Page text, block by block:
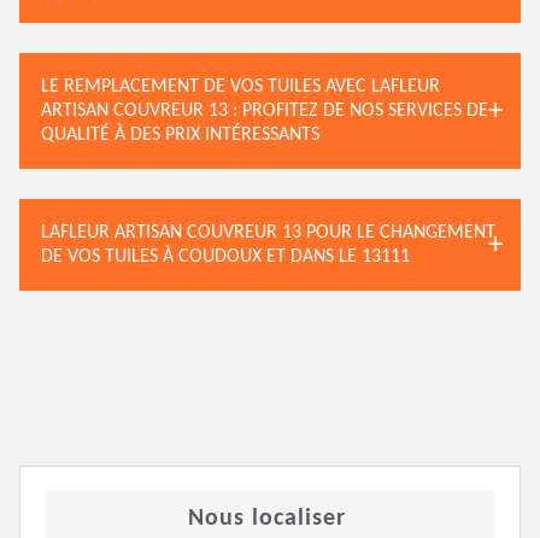
LE REMPLACEMENT DE VOS TUILES AVEC LAFLEUR
ARTISAN COUVREUR 13 : PROFITEZ DE NOS SERVICES DE
QUALITÉ À DES PRIX INTÉRESSANTS
LAFLEUR ARTISAN COUVREUR 13 POUR LE CHANGEMENT
DE VOS TUILES À COUDOUX ET DANS LE 13111
Nous localiser